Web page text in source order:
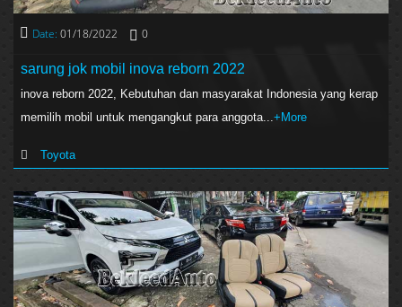
Date: 01/18/2022 0
sarung jok mobil inova reborn 2022
inova reborn 2022, Kebutuhan dan masyarakat Indonesia yang kerap
memilih mobil untuk mengangkut para anggota... +More
Toyota